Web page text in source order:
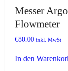
Messer
Flowmeter
€80.00 inkl. MwSt
In den